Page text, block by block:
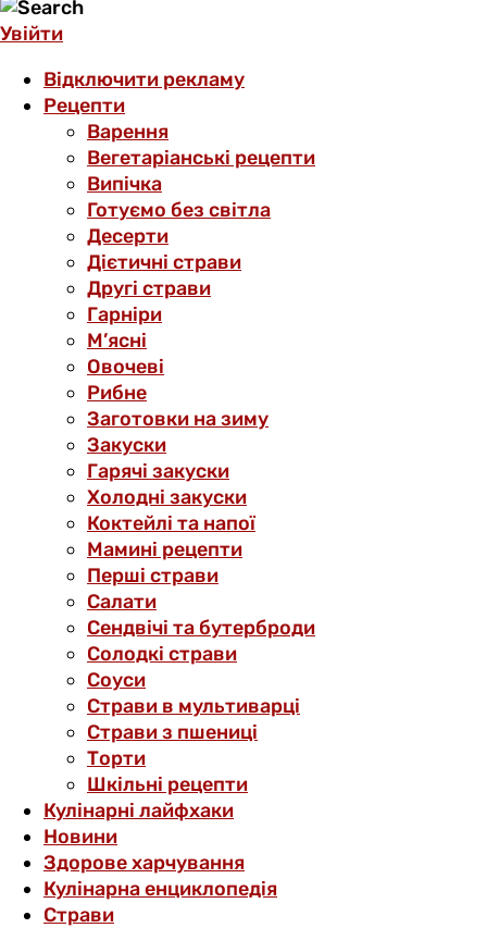
Увійти
Відключити рекламу
Рецепти
Варення
Вегетаріанські рецепти
Випічка
Готуємо без світла
Десерти
Дієтичні страви
Другі страви
Гарніри
М’ясні
Овочеві
Рибне
Заготовки на зиму
Закуски
Гарячі закуски
Холодні закуски
Коктейлі та напої
Мамині рецепти
Перші страви
Салати
Сендвічі та бутерброди
Солодкі страви
Соуси
Страви в мультиварці
Страви з пшениці
Торти
Шкільні рецепти
Кулінарні лайфхаки
Новини
Здорове харчування
Кулінарна енциклопедія
Страви